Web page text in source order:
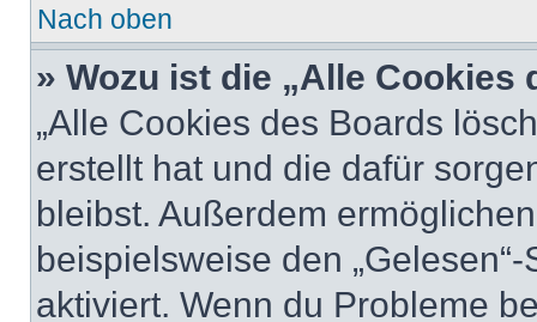
Nach oben
» Wozu ist die „Alle
„Alle Cookies des Boards
erstellt hat und die dafür
bleibst. Außerdem
beispielsweise den
aktiviert. Wenn du Probleme